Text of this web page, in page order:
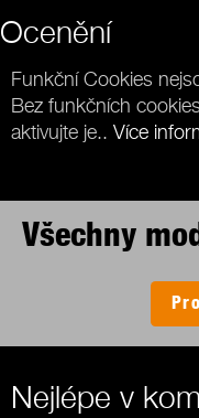
Ocenění
Funkční Cookies
Bez funkčních
aktivujte je.. Více
Všechny
Nejlépe v